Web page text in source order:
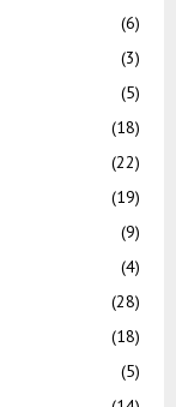
(6)
(3)
(5)
(18)
(22)
(19)
(9)
(4)
(28)
(18)
(5)